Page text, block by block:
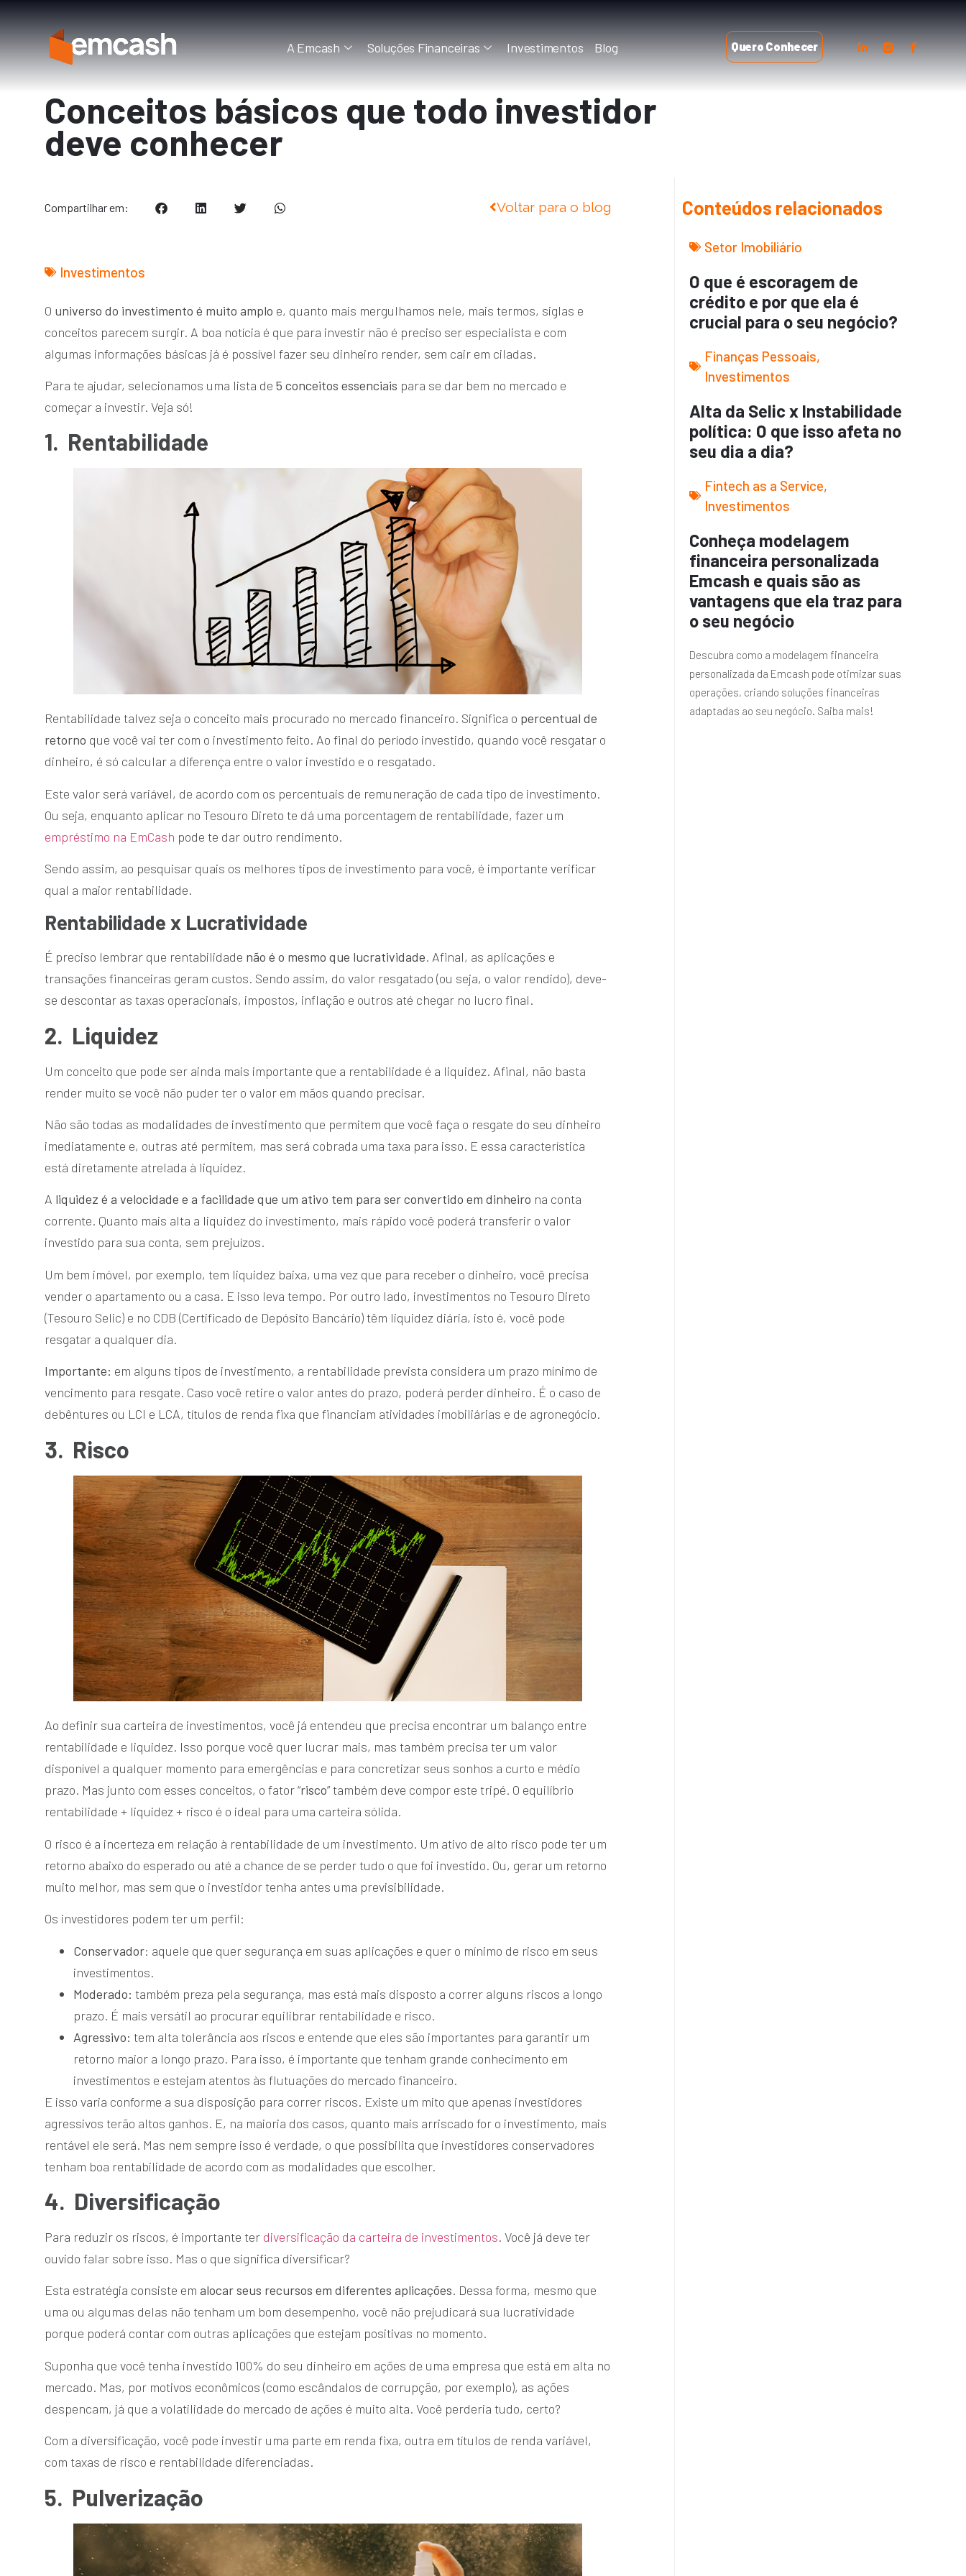
A Emcash Soluções Financeiras Investimentos Blog Quero Conhecer
Conceitos básicos que todo investidor
deve conhecer
Compartilhar em: Voltar para o blog
Investimentos
O universo do investimento é muito amplo e, quanto mais mergulhamos nele, mais termos, siglas e
conceitos parecem surgir. A boa notícia é que para investir não é preciso ser especialista e com
algumas informações básicas já é possível fazer seu dinheiro render, sem cair em ciladas.
Para te ajudar, selecionamos uma lista de 5 conceitos essenciais para se dar bem no mercado e
começar a investir. Veja só!
1. Rentabilidade
Rentabilidade talvez seja o conceito mais procurado no mercado financeiro. Significa o percentual de
retorno que você vai ter com o investimento feito. Ao final do período investido, quando você resgatar o
dinheiro, é só calcular a diferença entre o valor investido e o resgatado.
Este valor será variável, de acordo com os percentuais de remuneração de cada tipo de investimento.
Ou seja, enquanto aplicar no Tesouro Direto te dá uma porcentagem de rentabilidade, fazer um
empréstimo na EmCash pode te dar outro rendimento.
Sendo assim, ao pesquisar quais os melhores tipos de investimento para você, é importante verificar
qual a maior rentabilidade.
Rentabilidade x Lucratividade
É preciso lembrar que rentabilidade não é o mesmo que lucratividade. Afinal, as aplicações e
transações financeiras geram custos. Sendo assim, do valor resgatado (ou seja, o valor rendido), deve-
se descontar as taxas operacionais, impostos, inflação e outros até chegar no lucro final.
2. Liquidez
Um conceito que pode ser ainda mais importante que a rentabilidade é a liquidez. Afinal, não basta
render muito se você não puder ter o valor em mãos quando precisar.
Não são todas as modalidades de investimento que permitem que você faça o resgate do seu dinheiro
imediatamente e, outras até permitem, mas será cobrada uma taxa para isso. E essa característica
está diretamente atrelada à liquidez.
A liquidez é a velocidade e a facilidade que um ativo tem para ser convertido em dinheiro na conta
corrente. Quanto mais alta a liquidez do investimento, mais rápido você poderá transferir o valor
investido para sua conta, sem prejuízos.
Um bem imóvel, por exemplo, tem liquidez baixa, uma vez que para receber o dinheiro, você precisa
vender o apartamento ou a casa. E isso leva tempo. Por outro lado, investimentos no Tesouro Direto
(Tesouro Selic) e no CDB (Certificado de Depósito Bancário) têm liquidez diária, isto é, você pode
resgatar a qualquer dia.
Importante: em alguns tipos de investimento, a rentabilidade prevista considera um prazo mínimo de
vencimento para resgate. Caso você retire o valor antes do prazo, poderá perder dinheiro. É o caso de
debêntures ou LCI e LCA, títulos de renda fixa que financiam atividades imobiliárias e de agronegócio.
3. Risco
Ao definir sua carteira de investimentos, você já entendeu que precisa encontrar um balanço entre
rentabilidade e liquidez. Isso porque você quer lucrar mais, mas também precisa ter um valor
disponível a qualquer momento para emergências e para concretizar seus sonhos a curto e médio
prazo. Mas junto com esses conceitos, o fator “risco” também deve compor este tripé. O equilíbrio
rentabilidade + liquidez + risco é o ideal para uma carteira sólida.
O risco é a incerteza em relação à rentabilidade de um investimento. Um ativo de alto risco pode ter um
retorno abaixo do esperado ou até a chance de se perder tudo o que foi investido. Ou, gerar um retorno
muito melhor, mas sem que o investidor tenha antes uma previsibilidade.
Os investidores podem ter um perfil:
Conservador: aquele que quer segurança em suas aplicações e quer o mínimo de risco em seus
investimentos.
Moderado: também preza pela segurança, mas está mais disposto a correr alguns riscos a longo
prazo. É mais versátil ao procurar equilibrar rentabilidade e risco.
Agressivo: tem alta tolerância aos riscos e entende que eles são importantes para garantir um
retorno maior a longo prazo. Para isso, é importante que tenham grande conhecimento em
investimentos e estejam atentos às flutuações do mercado financeiro.
E isso varia conforme a sua disposição para correr riscos. Existe um mito que apenas investidores
agressivos terão altos ganhos. E, na maioria dos casos, quanto mais arriscado for o investimento, mais
rentável ele será. Mas nem sempre isso é verdade, o que possibilita que investidores conservadores
tenham boa rentabilidade de acordo com as modalidades que escolher.
4. Diversificação
Para reduzir os riscos, é importante ter diversificação da carteira de investimentos. Você já deve ter
ouvido falar sobre isso. Mas o que significa diversificar?
Esta estratégia consiste em alocar seus recursos em diferentes aplicações. Dessa forma, mesmo que
uma ou algumas delas não tenham um bom desempenho, você não prejudicará sua lucratividade
porque poderá contar com outras aplicações que estejam positivas no momento.
Suponha que você tenha investido 100% do seu dinheiro em ações de uma empresa que está em alta no
mercado. Mas, por motivos econômicos (como escândalos de corrupção, por exemplo), as ações
despencam, já que a volatilidade do mercado de ações é muito alta. Você perderia tudo, certo?
Com a diversificação, você pode investir uma parte em renda fixa, outra em títulos de renda variável,
com taxas de risco e rentabilidade diferenciadas.
5. Pulverização
Conteúdos relacionados
Setor Imobiliário
O que é escoragem de
crédito e por que ela é
crucial para o seu negócio?
Finanças Pessoais,
Investimentos
Alta da Selic x Instabilidade
política: O que isso afeta no
seu dia a dia?
Fintech as a Service,
Investimentos
Conheça modelagem
financeira personalizada
Emcash e quais são as
vantagens que ela traz para
o seu negócio
Descubra como a modelagem financeira
personalizada da Emcash pode otimizar suas
operações, criando soluções financeiras
adaptadas ao seu negócio. Saiba mais!